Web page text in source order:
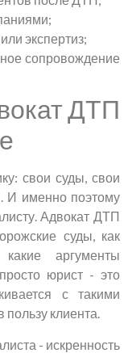
экспертиз;
сопровождение
ДТП
свои суды, свои
И именно поэтому
Адвокат ДТП
суды, как
аргументы
юрист - это
с такими
пользу клиента.
- искренность